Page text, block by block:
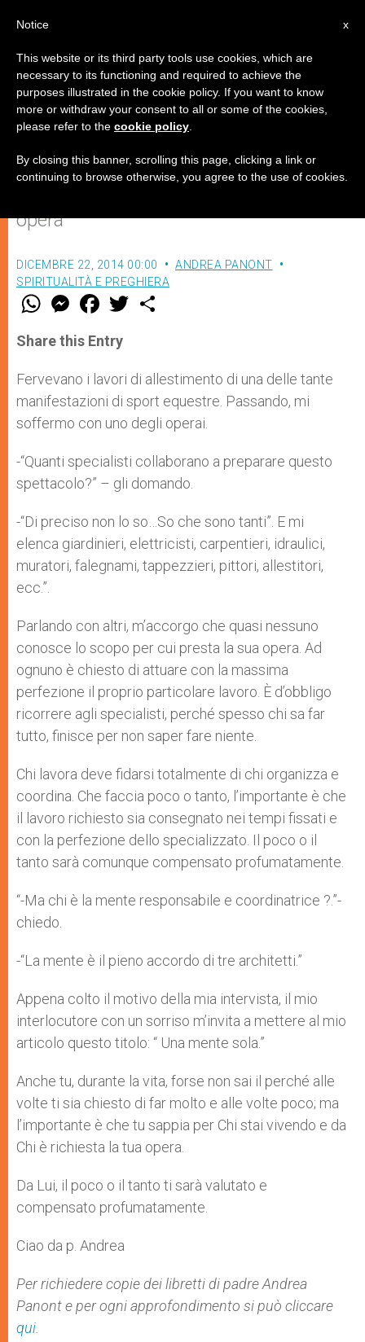
Una mente sola
L’importante è sapere per Chi stai
opera
DICEMBRE 22, 2014 00:00
ANDREA PANONT
SPIRITUALITÀ E PREGHIERA
W
t
s
p
p
M
e
s
e
g
e
r
F
a
e
b
o
k
w
r
Share this Entry
Fervevano i lavori di allestimento di una delle tante
manifestazioni di sport equestre. Passando, mi
soffermo con uno degli operai.
-“Quanti specialisti collaborano a preparare questo
spettacolo?” – gli domando.
-“Di preciso non lo so…So che sono tanti”. E mi
elenca giardinieri, elettricisti, carpentieri, idraulici,
muratori, falegnami, tappezzieri, pittori, allestitori,
ecc.”.
Parlando con altri, m’accorgo che quasi nessuno
conosce lo scopo per cui presta la sua opera. Ad
ognuno è chiesto di attuare con la massima
perfezione il proprio particolare lavoro. È d’obbligo
ricorrere agli specialisti, perché spesso chi sa far
tutto, finisce per non saper fare niente.
Chi lavora deve fidarsi totalmente di chi organizza e
coordina. Che faccia poco o tanto, l’importante è che
il lavoro richiesto sia consegnato nei tempi fissati e
con la perfezione dello specializzato. Il poco o il
tanto sarà comunque compensato profumatamente.
“-Ma chi è la mente responsabile e coordinatrice ?.”-
chiedo.
-“La mente è il pieno accordo di tre architetti.”
Appena colto il motivo della mia intervista, il mio
interlocutore con un sorriso m’invita a mettere al mio
articolo questo titolo: “ Una mente sola.”
Anche tu, durante la vita, forse non sai il perché alle
volte ti sia chiesto di far molto e alle volte poco; ma
l’importante è che tu sappia per Chi stai vivendo e da
Chi è richiesta la tua opera.
Da Lui, il poco o il tanto ti sarà valutato e
compensato profumatamente.
Ciao da p. Andrea
Per richiedere copie dei libretti di padre Andrea
Panont e per ogni approfondimento si può cliccare
qui
x
Notice
This website or its third party tools use cookies, which are
necessary to its functioning and required to achieve the
purposes illustrated in the cookie policy. If you want to know
more or withdraw your consent to all or some of the cookies,
please refer to the cookie policy
By closing this banner, scrolling this page, clicking a link or
continuing to browse otherwise, you agree to the use of cookies.